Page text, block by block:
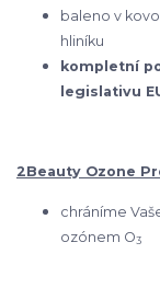
baleno v
hliníku
kompletní
legislativu
2Beauty Ozone
chráníme
ozónem O3